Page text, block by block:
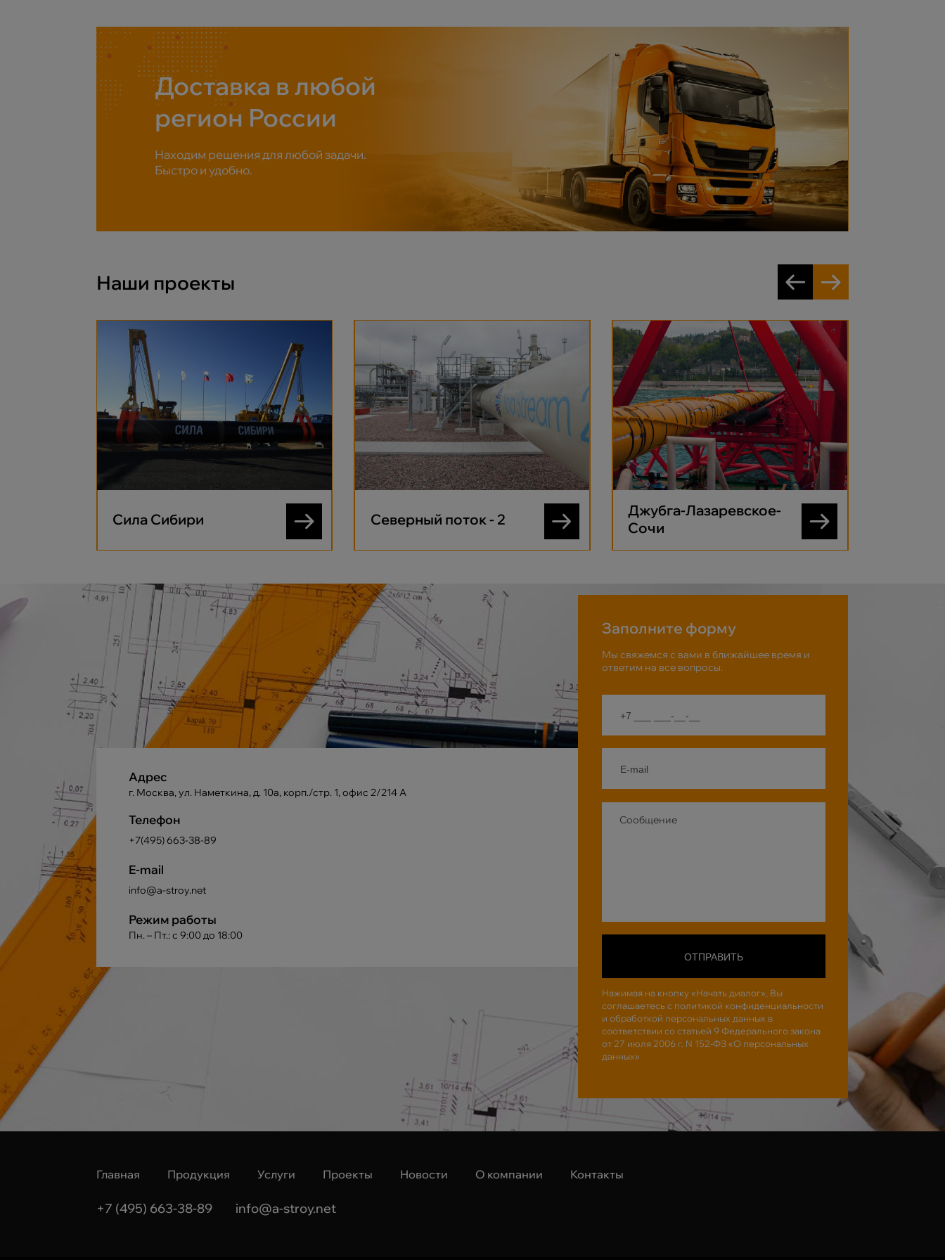
Доставка в любой
регион России
Находим решения для любой задачи.
Быстро и удобно.
Наши проекты
Сила Сибири Северный поток - 2
Джубга-Лазаревское-
Сочи
Адрес
г. Москва, ул. Наметкина, д. 10а, корп./стр. 1, офис 2/214 А
Телефон
+7(495) 663-38-89
E-mail
info@a-stroy.net
Режим работы
Пн. – Пт.: с 9:00 до 18:00
Заполните форму
Мы свяжемся с вами в ближайшее время и
ответим на все вопросы.
ОТПРАВИТЬ
Нажимая на кнопку «Начать диалог», Вы
соглашаетесь с политикой конфиденциальности
и обработкой персональных данных в
соответствии со статьей 9 Федерального закона
от 27 июля 2006 г. N 152-ФЗ «О персональных
данных»
Главная Продукция Услуги Проекты Новости О компании Контакты
+7 (495) 663-38-89 info@a-stroy.net